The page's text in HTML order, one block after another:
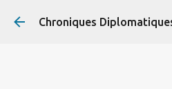
Accéder au
Chroniques